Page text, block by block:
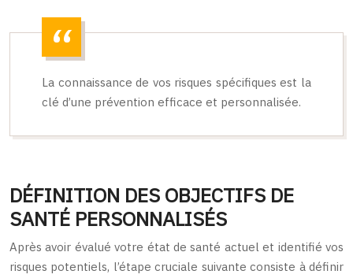
La connaissance de vos risques spécifiques est la
clé d’une prévention efficace et personnalisée.
DÉFINITION DES OBJECTIFS DE
SANTÉ PERSONNALISÉS
Après avoir évalué votre état de santé actuel et identifié vos
risques potentiels, l’étape cruciale suivante consiste à définir